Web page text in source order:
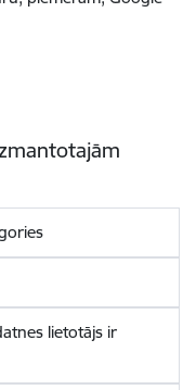
lietotājs ir